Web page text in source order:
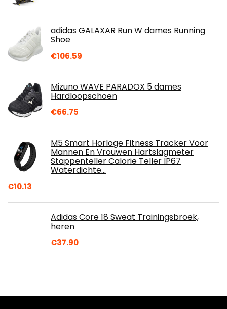
adidas GALAXAR Run W dames Running
Shoe
€106.59
Mizuno WAVE PARADOX 5 dames
Hardloopschoen
€66.75
M5 Smart Horloge Fitness Tracker Voor
Mannen En Vrouwen Hartslagmeter
Stappenteller Calorie Teller IP67
Waterdichte…
€10.13
Adidas Core 18 Sweat Trainingsbroek,
heren
€37.90